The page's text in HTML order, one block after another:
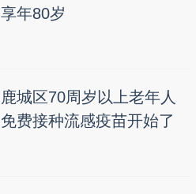
享年80岁
鹿城区70周岁以上老年人
免费接种流感疫苗开始了